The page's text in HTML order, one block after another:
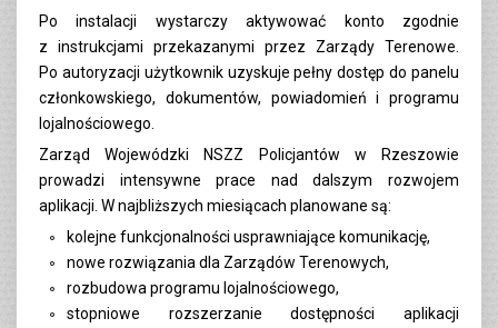
Po instalacji wystarczy aktywować konto zgodnie
z instrukcjami przekazanymi przez Zarządy Terenowe.
Po autoryzacji użytkownik uzyskuje pełny dostęp do panelu
członkowskiego, dokumentów, powiadomień i programu
lojalnościowego.
Zarząd Wojewódzki NSZZ Policjantów w Rzeszowie
prowadzi intensywne prace nad dalszym rozwojem
aplikacji. W najbliższych miesiącach planowane są:
kolejne funkcjonalności usprawniające komunikację,
nowe rozwiązania dla Zarządów Terenowych,
rozbudowa programu lojalnościowego,
stopniowe rozszerzanie dostępności aplikacji